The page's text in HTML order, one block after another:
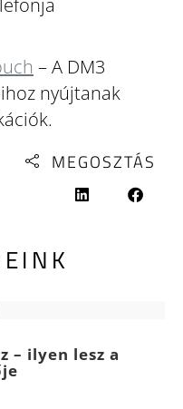
– A DM3
nyújtanak
MEGOSZTÁS
– ilyen lesz a